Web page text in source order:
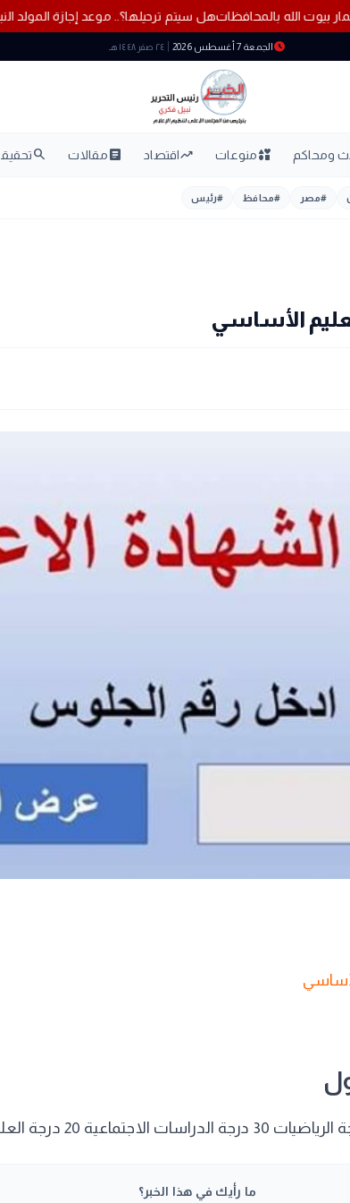
هل سيتم ترحيلها؟.. موعد إجازة
scheduleالجمعة 7 أغسطس 2026 ٢٤ صفر ١٤٤٨ هـ
ومحاكم interestsمنوعات trending_upاقتصاد articleمقالات search
#مصر #محافظ #رئيس
ما رأيك في هذا الخبر؟